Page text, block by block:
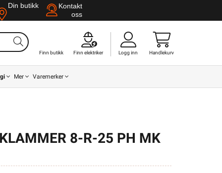
Din butikk
Kontakt
oss
Finn butikk Finn elektriker Logg inn Handlekurv
Mer Varemerker
8-R-25 PH MK